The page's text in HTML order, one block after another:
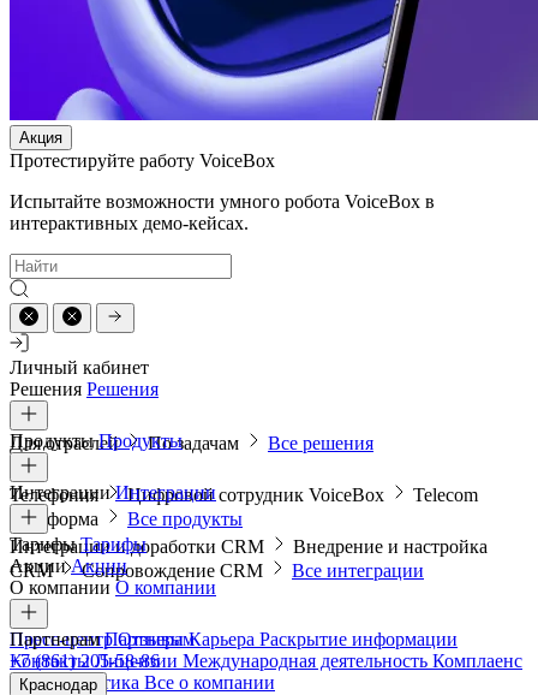
Акция
Протестируйте работу VoiceBox
Испытайте возможности умного робота VoiceBox в
интерактивных демо-кейсах.
Личный кабинет
Решения Решения
Для отраслей По задачам Все решения
ПродуктыПродукты
Телефония Цифровой сотрудник VoiceBox
Telecom
платформа
Все продукты
ИнтеграцииИнтеграции
Интеграции и доработки CRM
Внедрение и настройка
CRM
Сопровождение CRM Все интеграции
ТарифыТарифы
АкцииАкции
О компании О компании
Пресс-центрОтзывыКарьера Раскрытие информации
КонтактыЛицензии Международная деятельность Комплаенс
и деловая этика Все о компании
ПартнерамПартнерам
+7 (861) 205-58-86
Краснодар